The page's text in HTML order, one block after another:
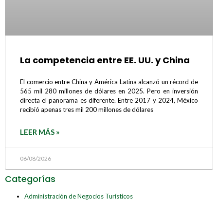
La competencia entre EE. UU. y China
El comercio entre China y América Latina alcanzó un récord de
565 mil 280 millones de dólares en 2025. Pero en inversión
directa el panorama es diferente. Entre 2017 y 2024, México
recibió apenas tres mil 200 millones de dólares
LEER MÁS »
06/08/2026
Categorías
Administración de Negocios Turísticos